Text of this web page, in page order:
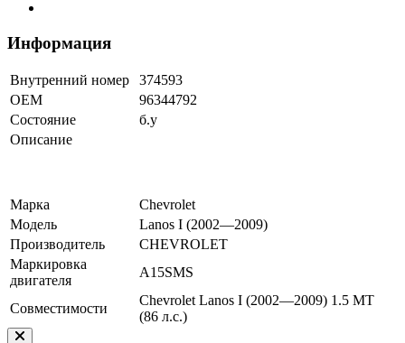
Информация
Внутренний номер
374593
ОЕМ
96344792
Состояние
б.у
Описание
Марка
Chevrolet
Модель
Lanos I (2002—2009)
Производитель
CHEVROLET
Маркировка
двигателя
A15SMS
Совместимости
Chevrolet Lanos I (2002—2009) 1.5 MT
(86 л.с.)